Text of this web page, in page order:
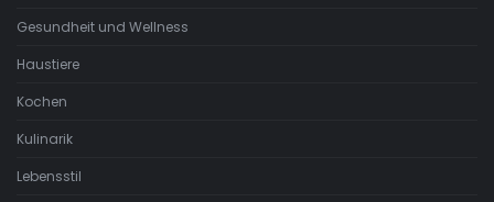
Gesundheit und Wellness
Haustiere
Kochen
Kulinarik
Lebensstil